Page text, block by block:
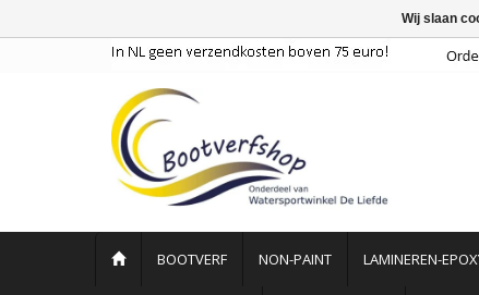
BOOTVERF NON-PAINT LAMINEREN-
Wij slaan